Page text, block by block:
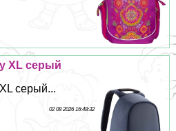
XL серый
серый...
02 08 2026 16:48:32